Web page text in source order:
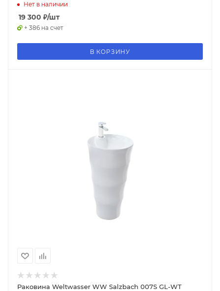
Нет в наличии
19 300 ₽/шт
+ 386 на счет
В КОРЗИНУ
Раковина Weltwasser WW Salzbach 007S GL-WT